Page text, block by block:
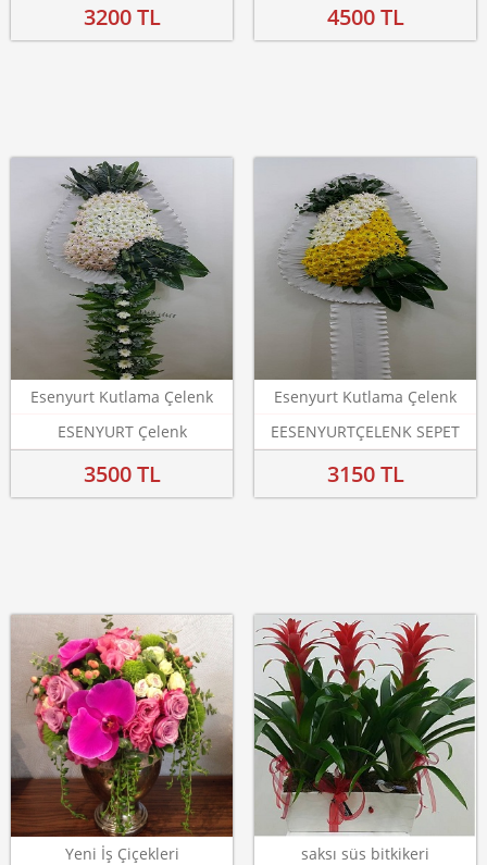
3200 TL 4500 TL
Esenyurt Kutlama Çelenk
ESENYURT Çelenk
3500 TL
Esenyurt Kutlama Çelenk
EESENYURTÇELENK SEPET
3150 TL
Yeni İş Çiçekleri
saksı süs bitkikeri